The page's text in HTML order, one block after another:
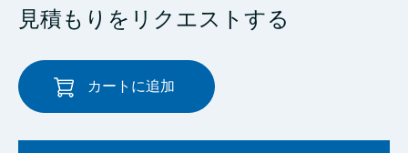
見積もりをリクエストする
カートに追加